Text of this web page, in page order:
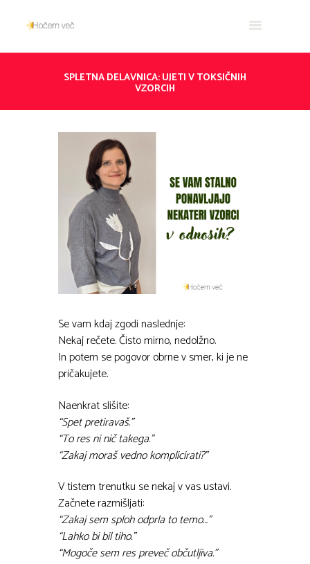
SPLETNA DELAVNICA: UJETI V TOKSIČNIH
VZORCIH
Se vam kdaj zgodi naslednje:
Nekaj rečete. Čisto mirno, nedolžno.
In potem se pogovor obrne v smer, ki je ne
pričakujete.
Naenkrat slišite:
“Spet pretiravaš.”
“To res ni nič takega.”
“Zakaj moraš vedno komplicirati?”
V tistem trenutku se nekaj v vas ustavi.
Začnete razmišljati:
“Zakaj sem sploh odprla to temo…”
“Lahko bi bil tiho.”
“Mogoče sem res preveč občutljiva.”